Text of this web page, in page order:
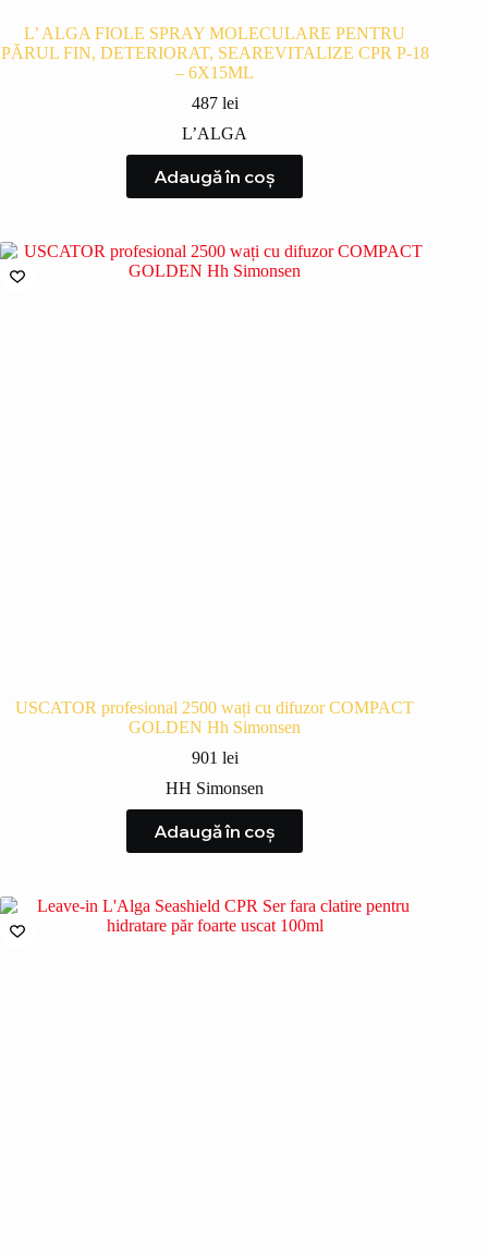
L’ ALGA FIOLE SPRAY MOLECULARE PENTRU
PĂRUL FIN, DETERIORAT, SEAREVITALIZE CPR P-18
– 6X15ML
487 lei
L’ALGA
Adaugă în coș
USCATOR profesional 2500 wați cu difuzor COMPACT
GOLDEN Hh Simonsen
901 lei
HH Simonsen
Adaugă în coș